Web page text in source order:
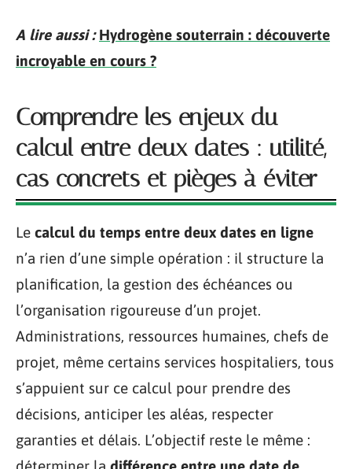
A lire aussi : Hydrogène souterrain : découverte
incroyable en cours ?
Comprendre les enjeux du
calcul entre deux dates : utilité,
cas concrets et pièges à éviter
Le calcul du temps entre deux dates en ligne
n’a rien d’une simple opération : il structure la
planification, la gestion des échéances ou
l’organisation rigoureuse d’un projet.
Administrations, ressources humaines, chefs de
projet, même certains services hospitaliers, tous
s’appuient sur ce calcul pour prendre des
décisions, anticiper les aléas, respecter
garanties et délais. L’objectif reste le même :
déterminer la différence entre une date de